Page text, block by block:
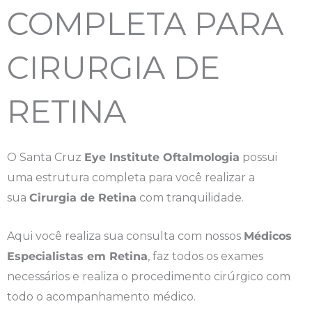
COMPLETA PARA
CIRURGIA DE
RETINA
O Santa Cruz Eye Institute Oftalmologia possui
uma estrutura completa para você realizar a
sua Cirurgia de Retina com tranquilidade.
Aqui você realiza sua consulta com nossos Médicos
Especialistas em Retina, faz todos os exames
necessários e realiza o procedimento cirúrgico com
todo o acompanhamento médico.